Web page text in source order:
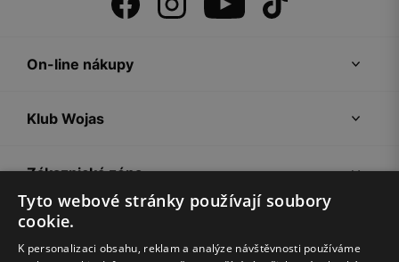
On-line nákupy
Klub Wojas
Zákaznická zóna
Společnost Wojas
Tyto webové stránky používají soubory
cookie.
K personalizaci obsahu, reklam a analýze návštěvnosti používáme